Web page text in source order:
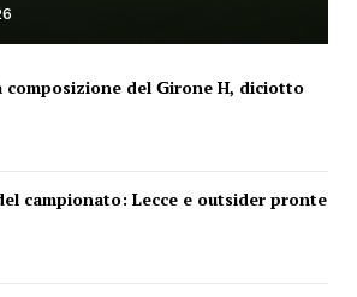
del 𝗚irone H, diciotto
campionato: Lecce e outsider pronte